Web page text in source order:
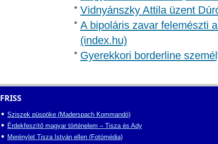
Vidnyánszky Attila üzent
A bipoláris zavar felemészti
(index.hu)
Gyerekkori borderline
FRISS
Sziszek püspöke (Maderspach Kommandó)
Érdekfeszítő magyar történelem – Tisza és Ady
Merénylet Tisza István ellen (Fotómédia)